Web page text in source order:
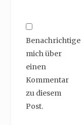
Benachrichtige
mich über
einen
Kommentar
zu diesem
Post.